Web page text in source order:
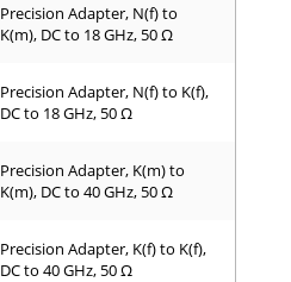
Precision Adapter, N(f) to
K(m), DC to 18 GHz, 50 Ω
Precision Adapter, N(f) to K(f),
DC to 18 GHz, 50 Ω
Precision Adapter, K(m) to
K(m), DC to 40 GHz, 50 Ω
Precision Adapter, K(f) to K(f),
DC to 40 GHz, 50 Ω